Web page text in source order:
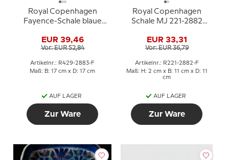
Royal Copenhagen
Fayence-Schale blaue
Johanson
EUR 39,46
Vor: EUR 52,84
Artikelnr.: R429-2883-F
Maß: B: 17 cm x D: 17 cm
AUF LAGER
Zur Ware
Royal Copenhagen
Schale MJ 221-2882
EUR 33,31
Vor: EUR 36,79
Artikelnr.: R221-2882-F
Maß: H: 2 cm x B: 11 cm x D: 11
cm
AUF LAGER
Zur Ware